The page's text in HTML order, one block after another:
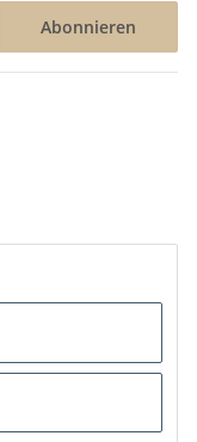
Abonnieren